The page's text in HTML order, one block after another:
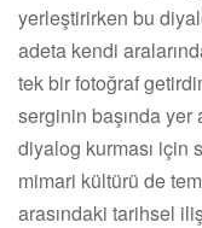
yerleştirirken bu
adeta kendi
tek bir fotoğraf
serginin başında yer
diyalog kurması için
mimari kültürü de
arasındaki tarihsel